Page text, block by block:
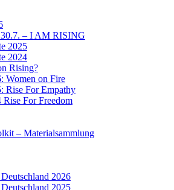
– I AM RISING
2025
2024
Rising?
Women on Fire
Rise For Empathy
For Freedom
– Materialsammlung
2026
2025